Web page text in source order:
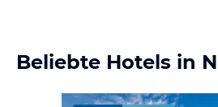
Beliebte Hotels in